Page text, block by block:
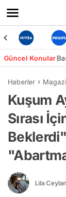
Güncel Konular
Haberler
Kuşum
Sırası
Beklerdi"
Lila Ceylan